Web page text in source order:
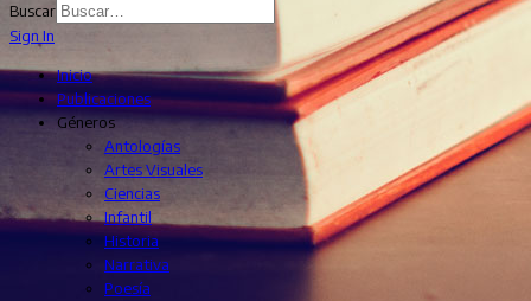
Buscar
Sign In
Inicio
Publicaciones
Géneros
Antologías
Artes Visuales
Ciencias
Infantil
Historia
Narrativa
Poesía